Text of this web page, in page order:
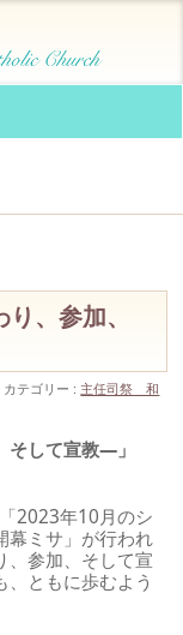
、参加、
カテゴリー : 主任司祭 和
そして宣教―」
2023年10月のシ
幕ミサ」が行われ
、参加、そして宣
ともに歩むよう